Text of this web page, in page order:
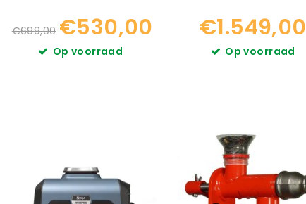
€699,00 €530,00
Op voorraad
€1.549,00
Op voorraad